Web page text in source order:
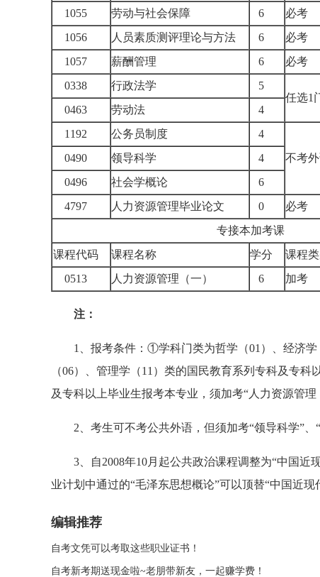
1055
劳动与社会保障 6 必考
1056
人员素质测评理论与方法 6 必考
1057
薪酬管理 6 必考
0338
行政法学
5
任选1
0463
劳动法 4
1192
公务员制度
4
不考
0490
领导科学 4
0496
社会学概论 6
4797
人力资源管理毕业论文 0 必考
专接本加考课
课程代码
课程名称 学分 课程
0513
人力资源管理（一） 6 加考
注：
1、报考条件：①学科门类为哲学（01）、经济学
（06）、管理学（11）类的国民教育系列专科及专
及专科以上毕业生报考本专业，须加考“人力资源管理
2、考生可不考公共外语，但须加考“领导科学”、“
3、自2008年10月起公共政治课程调整为“中国近
业计划中通过的“毛泽东思想概论”可以顶替“中国近
编辑推荐
自考文凭可以考取这些职业证书！
自考新考期送现金啦~老朋带新友，一起赚学费！